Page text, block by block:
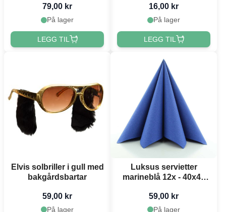
79,00 kr
På lager
LEGG TIL
16,00 kr
På lager
LEGG TIL
Elvis solbriller i gull med
bakgårdsbartar
59,00 kr
På lager
Luksus servietter
marineblå 12x - 40x40
59,00 kr
På lager